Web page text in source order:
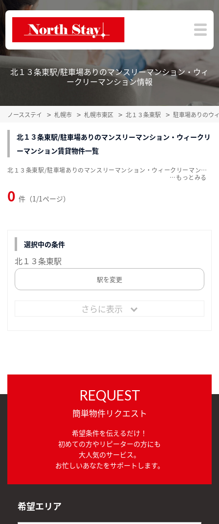
北１３条東駅/駐車場ありのマンスリーマンション・ウィ
ークリーマンション情報
ノースステイ 札幌市 札幌市東区 北１３条東駅 駐車場ありのウ
北１３条東駅/駐車場ありのマンスリーマンション・ウィークリ
ーマンション賃貸物件一覧
0 件（1/1ページ）
北１３条東駅/駐車場ありのマンスリーマンション・ウィークリーマンション賃貸物件一覧を掲載中。敷金・礼金無料、家具・家電付をご紹介。こだわり条件での絞込みも簡単！
…
選択中の条件
北１３条東駅
駅を変更
さらに表示
REQUEST
簡単物件リクエスト
希望条件を伝えるだけ！
初めての方やリピーターの方にも
大人気のサービス。
お忙しいあなたをサポートします。
希望エリア